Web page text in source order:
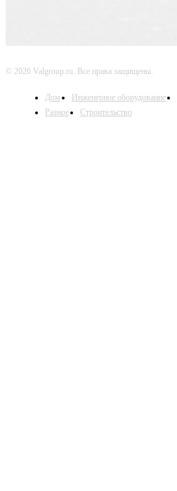
© 2026 Valgroup.ru. Все права защищены.
Дом Инженерное оборудование
Разное
Строительство